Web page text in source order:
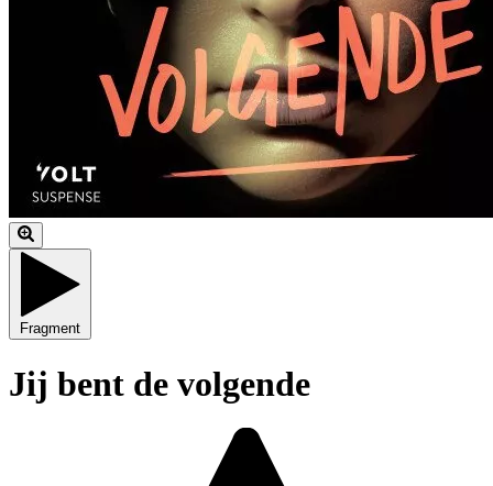
Fragment
Jij bent de volgende